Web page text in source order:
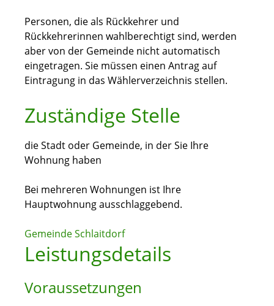
Personen, die als Rückkehrer und
Rückkehrerinnen wahlberechtigt sind, werden
aber von der Gemeinde nicht automatisch
eingetragen. Sie müssen einen Antrag auf
Eintragung in das Wählerverzeichnis stellen.
Zuständige Stelle
die Stadt oder Gemeinde, in der Sie Ihre
Wohnung haben
Bei mehreren Wohnungen ist Ihre
Hauptwohnung ausschlaggebend.
Gemeinde Schlaitdorf
Leistungsdetails
Voraussetzungen